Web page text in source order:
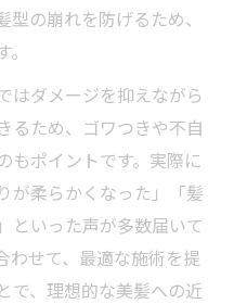
の崩れを防げるため、
はダメージを抑えながら
るため、ゴワつきや不自
もポイントです。実際に
が柔らかくなった」「髪
といった声が多数届いて
わせて、最適な施術を提
で、理想的な美髪への近